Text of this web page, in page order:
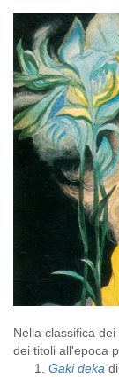
Nella classifica
dei titoli all'epoca
Gaki deka di